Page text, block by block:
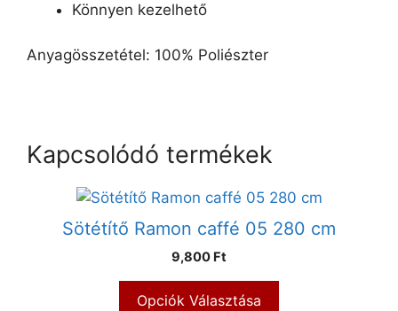
Könnyen kezelhető
Anyagösszetétel: 100% Poliészter
Kapcsolódó termékek
Sötétítő Ramon caffé 05 280 cm
9,800 Ft
Opciók Választása